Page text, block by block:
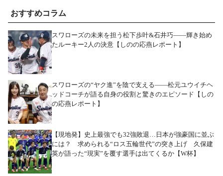
おすすめコラム
スワローズの未来を担う松下歩叶&石井巧――輝き始め
たルーキー2人の決意【しのの応燕レポート】
スワローズの“ヤク進”を陰で支える――松元ユウイチヘ
ッドコーチが語る自身の役割と驚きのエピソード【しの
の応燕レポート】
【現地発】史上最強でも32強敗退…日本が強豪国に並ぶ
には？ 求められる“ロス五輪世代”の突き上げ 久保建
英が語った“現実”を覆す選手は出てくるか【W杯】